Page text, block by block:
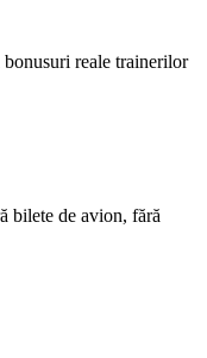
reale trainerilor
bilete de avion, fără